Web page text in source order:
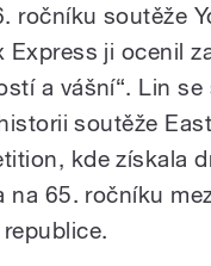
ročníku soutěže
Express ji ocenil
a vášní“. Lin
soutěže
kde získala
na 65. ročníku